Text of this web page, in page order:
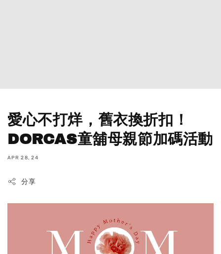
愛心不打烊，舊衣換折扣！
DORCAS童舖母親節加碼活動
APR 28, 24
分享